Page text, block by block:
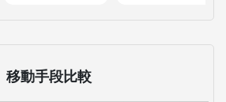
移動手段比較